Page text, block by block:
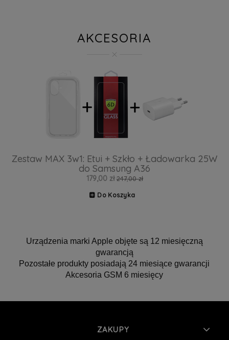
AKCESORIA
Zestaw MAX 3w1: Etui + Szkło + Ładowarka 25W
do Samsung A36
179,00 zł 247,00 zł
Do Koszyka
Urządzenia marki Apple objęte są 12 miesięczną
gwarancją
Pozostałe produkty posiadają 24 miesiące gwarancji
Akcesoria GSM 6 miesięcy
ZAKUPY